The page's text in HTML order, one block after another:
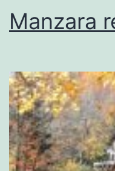
Manzara